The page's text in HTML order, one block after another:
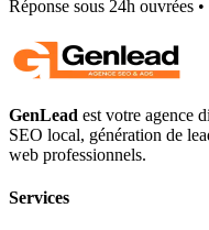
Réponse sous 24h ouvrées
GenLead est votre agence
SEO local, génération de
web professionnels.
Services